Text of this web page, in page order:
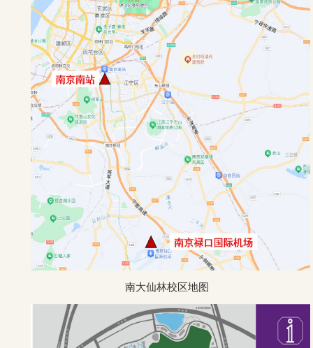
南大仙林校区地图